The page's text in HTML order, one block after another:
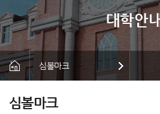
심볼마크
심볼마크